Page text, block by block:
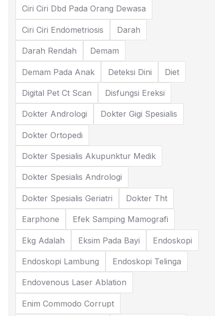
Ciri Ciri Dbd Pada Orang Dewasa
Ciri Ciri Endometriosis Darah
Darah Rendah Demam
Demam Pada Anak Deteksi Dini Diet
Digital Pet Ct Scan Disfungsi Ereksi
Dokter Andrologi Dokter Gigi Spesialis
Dokter Ortopedi
Dokter Spesialis Akupunktur Medik
Dokter Spesialis Andrologi
Dokter Spesialis Geriatri Dokter Tht
Earphone Efek Samping Mamografi
Ekg Adalah Eksim Pada Bayi Endoskopi
Endoskopi Lambung Endoskopi Telinga
Endovenous Laser Ablation
Enim Commodo Corrupt